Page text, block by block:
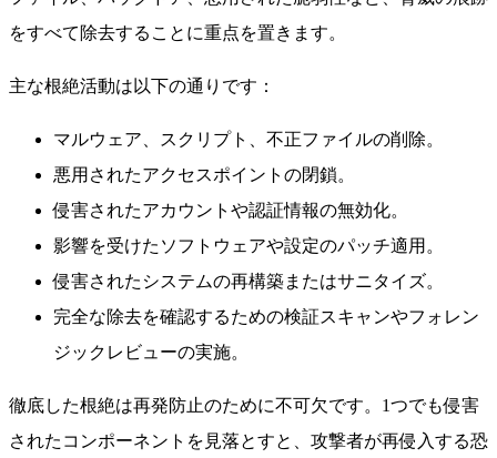
をすべて除去することに重点を置きます。
主な根絶活動は以下の通りです：
マルウェア、スクリプト、不正ファイルの削除。
悪用されたアクセスポイントの閉鎖。
侵害されたアカウントや認証情報の無効化。
影響を受けたソフトウェアや設定のパッチ適用。
侵害されたシステムの再構築またはサニタイズ。
完全な除去を確認するための検証スキャンやフォレン
ジックレビューの実施。
徹底した根絶は再発防止のために不可欠です。1つでも侵害
されたコンポーネントを見落とすと、攻撃者が再侵入する恐